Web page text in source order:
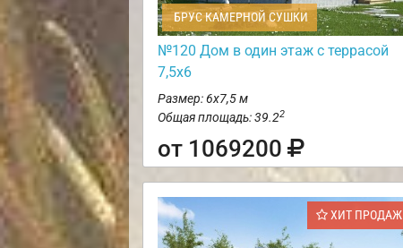
БРУС КАМЕРНОЙ СУШКИ
№120 Дом в один этаж с террасой
7,5х6
Размер: 6х7,5 м
Общая площадь: 39.22
от 1069200
ХИТ ПРОДАЖ